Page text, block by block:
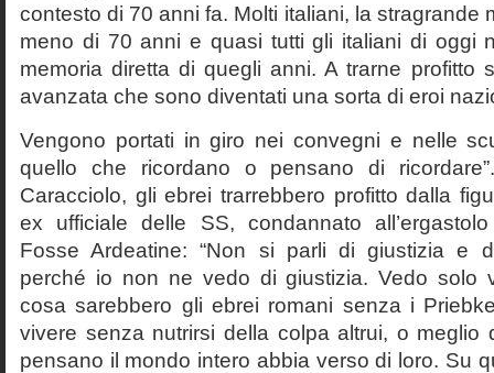
contesto di 70 anni fa. Molti italiani, la stragrande
meno di 70 anni e quasi tutti gli italiani di oggi
memoria diretta di quegli anni. A trarne profitto
avanzata che sono diventati una sorta di eroi
Vengono portati in giro nei convegni e nelle
quello che ricordano o pensano di
Caracciolo, gli ebrei trarrebbero profitto dalla
ex ufficiale delle SS, condannato
Fosse Ardeatine: “Non si parli di giustizia e
perché io non ne vedo di giustizia. Vedo solo
cosa sarebbero gli ebrei romani senza i
vivere senza nutrirsi della colpa altrui, o meglio
pensano il mondo intero abbia verso di loro. Su